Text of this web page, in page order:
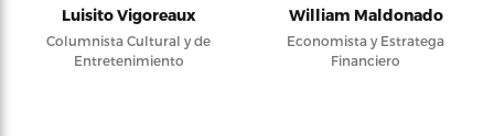
Luisito Vigoreaux
Columnista Cultural y de
Entretenimiento
William Maldonado
Economista y Estratega
Financiero